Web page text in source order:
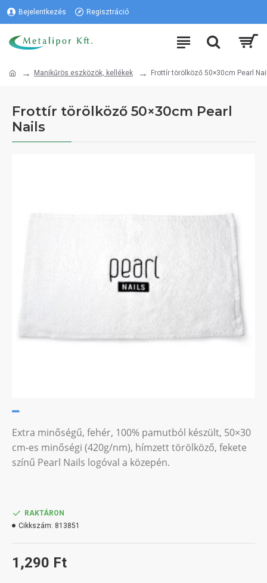
Bejelentkezés Regisztráció
Manikűrös eszközök, kellékek Frottír törölköző 50×30cm Pearl
Frottír törölköző 50×30cm Pearl
Nails
Extra minőségű, fehér, 100% pamutból készült, 50×30
cm-es minőségi (420g/nm), hímzett törölköző, fekete
színű Pearl Nails logóval a közepén.
1,290 Ft
RAKTÁRON
Cikkszám: 813851